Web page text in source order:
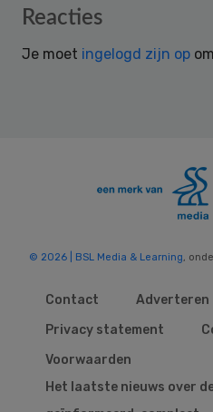
Reader
Reacties
Je moet ingelogd zijn op
© 2026 | BSL Media & Learning,
Contact
Adverteren
Privacy statement
Voorwaarden
Het laatste nieuws over